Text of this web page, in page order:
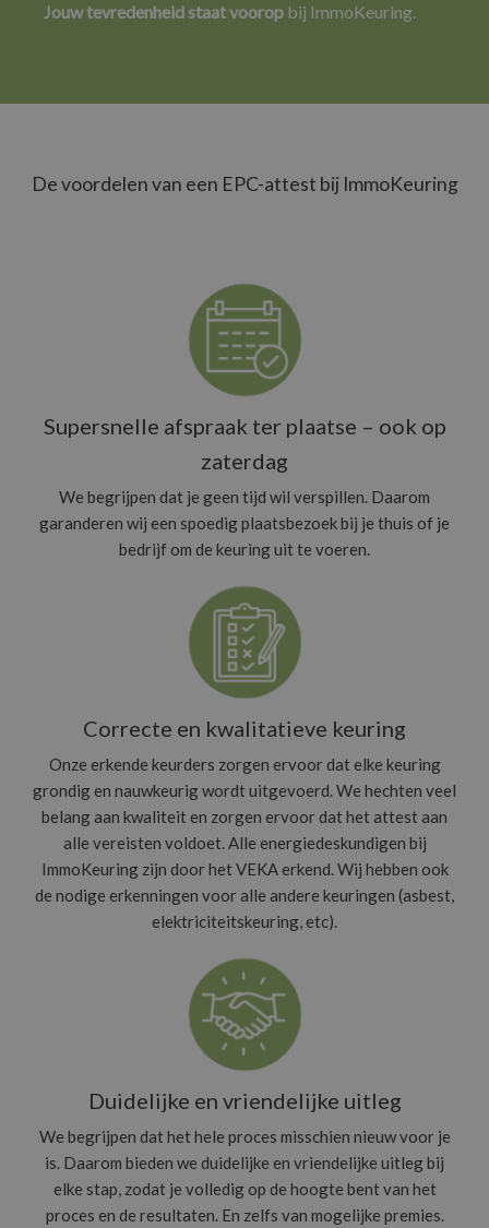
Jouw tevredenheid staat voorop bij ImmoKeuring.
De voordelen van een EPC-attest bij ImmoKeuring
Supersnelle afspraak ter plaatse – ook op
zaterdag
We begrijpen dat je geen tijd wil verspillen. Daarom
garanderen wij een spoedig plaatsbezoek bij je thuis of je
bedrijf om de keuring uit te voeren.
Correcte en kwalitatieve keuring
Onze erkende keurders zorgen ervoor dat elke keuring
grondig en nauwkeurig wordt uitgevoerd. We hechten veel
belang aan kwaliteit en zorgen ervoor dat het attest aan
alle vereisten voldoet. Alle energiedeskundigen bij
ImmoKeuring zijn door het VEKA erkend. Wij hebben ook
de nodige erkenningen voor alle andere keuringen (asbest,
elektriciteitskeuring, etc).
Duidelijke en vriendelijke uitleg
We begrijpen dat het hele proces misschien nieuw voor je
is. Daarom bieden we duidelijke en vriendelijke uitleg bij
elke stap, zodat je volledig op de hoogte bent van het
proces en de resultaten. En zelfs van mogelijke premies.